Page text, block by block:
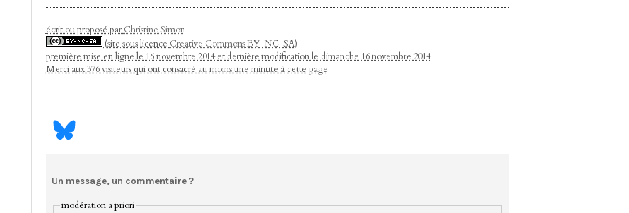
écrit ou proposé parChristine Simon
(site sous licence Creative CommonsBY-NC-SA)
première mise en ligne le 16 novembre 2014 et dernière modification le dimanche 16 novembre 2014
Merci aux 376 visiteurs qui ont consacré au moins une minute à cette page
Un message, un commentaire ?
modération a priori